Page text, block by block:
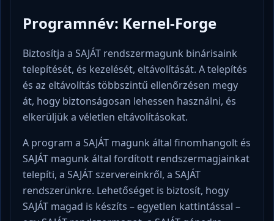
Programnév: Kernel-Forge
Biztosítja a SAJÁT rendszermagunk binárisaink
telepítését, és kezelését, eltávolítását. A telepítés
és az eltávolítás többszintű ellenőrzésen megy
át, hogy biztonságosan lehessen használni, és
elkerüljük a véletlen eltávolításokat.
A program a SAJÁT magunk által finomhangolt és
SAJÁT magunk által fordított rendszermagjainkat
telepíti, a SAJÁT szervereinkről, a SAJÁT
rendszerünkre. Lehetőséget is biztosít, hogy
SAJÁT magad is készíts – egyetlen kattintással –